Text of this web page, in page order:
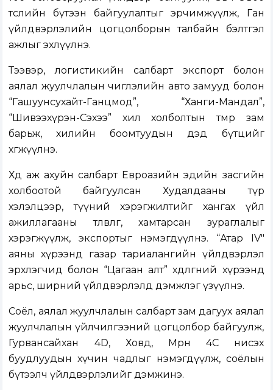
төслийн бүтээн байгуулалтыг эрчимжүүлж, Ган
үйлдвэрлэлийн цогцолборын талбайн бэлтгэл
ажлыг эхлүүлнэ.
Тээвэр, логистикийн салбарт экспорт болон
аялал жуулчлалын чиглэлийн авто замууд болон
“Гашуунсухайт-Ганцмод”, “Ханги-Мандал”,
“Шивээхүрэн-Сэхээ” хил холболтын төмөр зам
барьж, хилийн боомтуудын дэд бүтцийг
хөгжүүлнэ.
Хөдөө аж ахуйн салбарт Евроазийн эдийн засгийн
холбоотой байгуулсан Худалдааны түр
хэлэлцээр, түүний хэрэгжилтийг хангах үйл
ажиллагааны төлөвлөгөө, хамтарсан зураглалыг
хэрэгжүүлж, экспортыг нэмэгдүүлнэ. “Атар IV"
аяны хүрээнд газар тариалангийн үйлдвэрлэл
эрхлэгчид болон “Цагаан алт” хөдөлгөөний хүрээнд
арьс, ширний үйлдвэрлэлд дэмжлэг үзүүлнэ.
Соёл, аялал жуулчлалын салбарт зам дагуух аялал
жуулчлалын үйлчилгээний цогцолбор байгуулж,
Гурвансайхан 4D, Ховд, Мөрөн 4С нисэх
буудлуудын хүчин чадлыг нэмэгдүүлж, соёлын
бүтээлч үйлдвэрлэлийг дэмжинэ.